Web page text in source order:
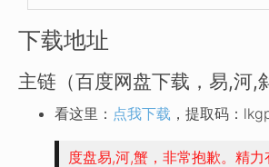
下载地址
主链（百度网盘下载，易,河,
看这里： 点我下载 ，提取码：
度盘易,河,蟹，非常抱歉。精力